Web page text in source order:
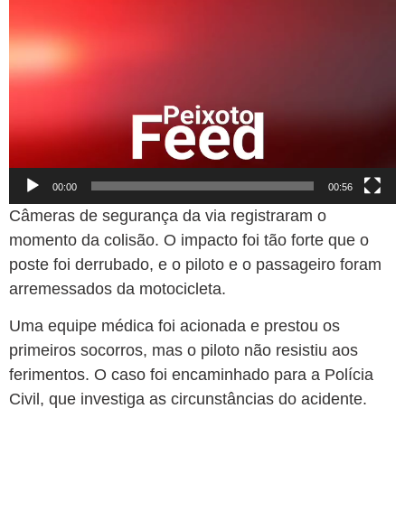
00:00 00:56
Câmeras de segurança da via registraram o
momento da colisão. O impacto foi tão forte que o
poste foi derrubado, e o piloto e o passageiro foram
arremessados da motocicleta.
Uma equipe médica foi acionada e prestou os
primeiros socorros, mas o piloto não resistiu aos
ferimentos. O caso foi encaminhado para a Polícia
Civil, que investiga as circunstâncias do acidente.